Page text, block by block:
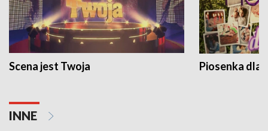
Scena jest Twoja Piosenka dla
INNE